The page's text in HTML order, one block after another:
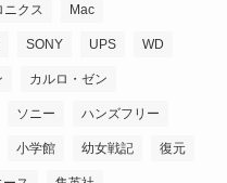
ニクス Mac
SONY UPS WD
カルロ・ゼン
ソニー ハンズフリー
小学館 幼女戦記 復元